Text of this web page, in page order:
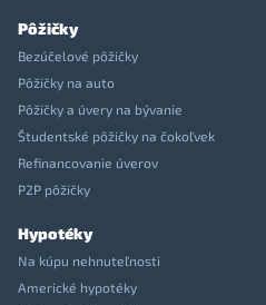
Pôžičky
Bezúčelové pôžičky
Pôžičky na auto
Pôžičky a úvery na bývanie
Študentské pôžičky na čokoľvek
Refinancovanie úverov
P2P pôžičky
Hypotéky
Na kúpu nehnuteľnosti
Americké hypotéky